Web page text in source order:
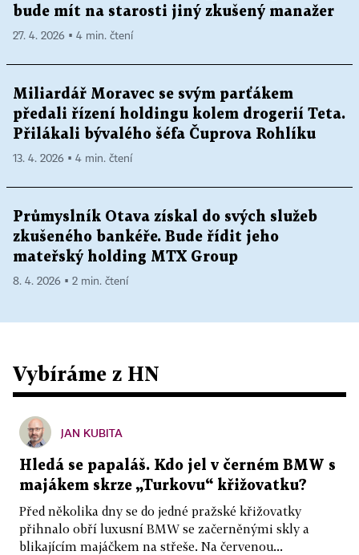
bude mít na starosti jiný zkušený manažer
27. 4. 2026 ▪ 4 min. čtení
Miliardář Moravec se svým parťákem
předali řízení holdingu kolem drogerií Teta.
Přilákali bývalého šéfa Čuprova Rohlíku
13. 4. 2026 ▪ 4 min. čtení
Průmyslník Otava získal do svých služeb
zkušeného bankéře. Bude řídit jeho
mateřský holding MTX Group
8. 4. 2026 ▪ 2 min. čtení
Vybíráme z HN
JAN KUBITA
Hledá se papaláš. Kdo jel v černém BMW s
majákem skrze „Turkovu“ křižovatku?
Před několika dny se do jedné pražské křižovatky
přihnalo obří luxusní BMW se začerněnými skly a
blikajícím majáčkem na střeše. Na červenou...